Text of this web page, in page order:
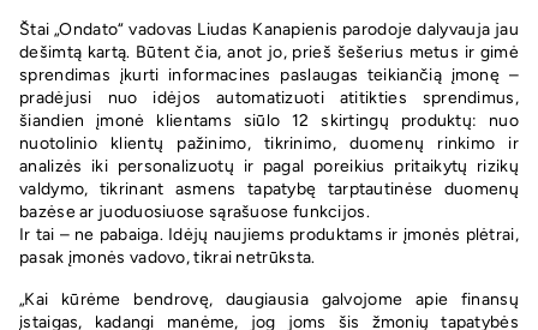
Štai „Ondato“ vadovas Liudas Kanapienis parodoje dalyvauja jau
dešimtą kartą. Būtent čia, anot jo, prieš šešerius metus ir gimė
sprendimas įkurti informacines paslaugas teikiančią įmonę –
pradėjusi nuo idėjos automatizuoti atitikties sprendimus,
šiandien įmonė klientams siūlo 12 skirtingų produktų: nuo
nuotolinio klientų pažinimo, tikrinimo, duomenų rinkimo ir
analizės iki personalizuotų ir pagal poreikius pritaikytų rizikų
valdymo, tikrinant asmens tapatybę tarptautinėse duomenų
bazėse ar juoduosiuose sąrašuose funkcijos.
Ir tai – ne pabaiga. Idėjų naujiems produktams ir įmonės plėtrai,
pasak įmonės vadovo, tikrai netrūksta.
„Kai kūrėme bendrovę, daugiausia galvojome apie finansų
įstaigas, kadangi manėme, jog joms šis žmonių tapatybės